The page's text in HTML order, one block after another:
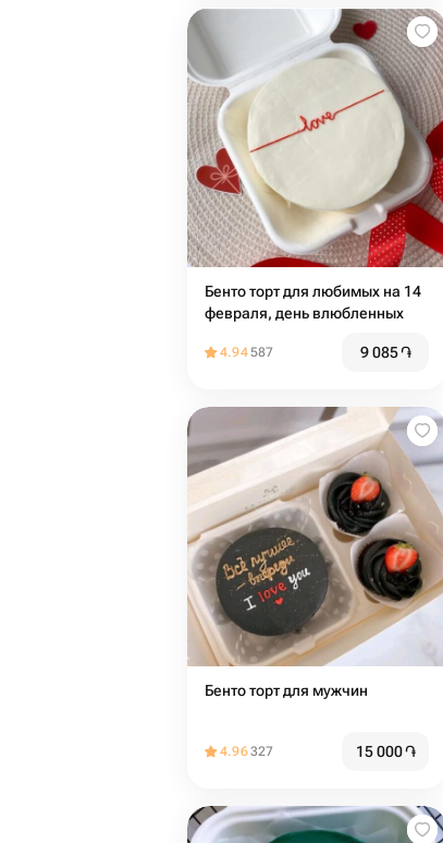
Бенто торт для любимых на 14
февраля, день влюбленных
4.94587 9 085֏
Бенто торт для мужчин
4.96327 15 000֏